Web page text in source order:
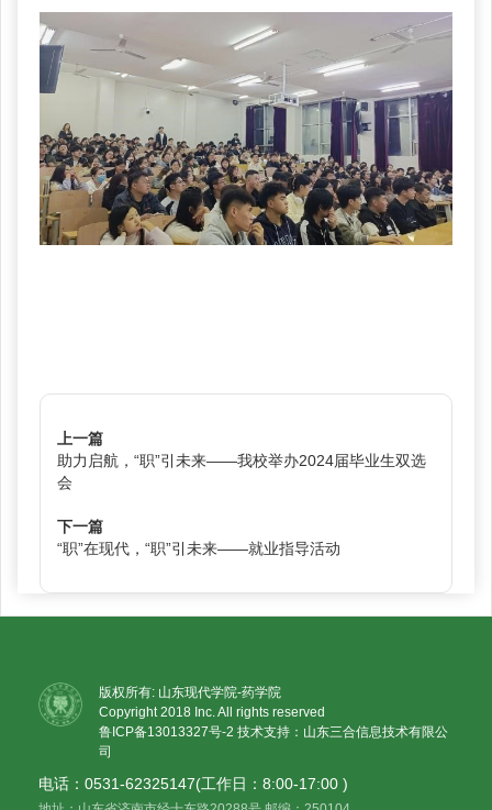
上一篇
助力启航，“职”引未来——我校举办2024届毕业生双选
会
下一篇
“职”在现代，“职”引未来——就业指导活动
版权所有: 山东现代学院-药学院
Copyright 2018 Inc. All rights reserved
鲁ICP备13013327号-2 技术支持：山东三合信息技术有限公
司
电话：0531-62325147(工作日：8:00-17:00 )